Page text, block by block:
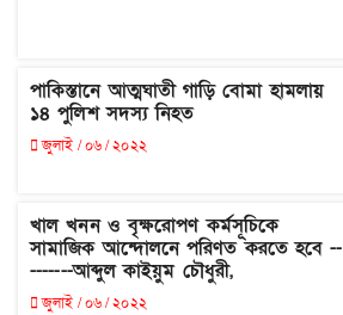
পাকিস্তানে আত্মঘাতী গাড়ি বোমা হামলায়
১৪ পুলিশ সদস্য নিহত
জুলাই / ০৬ / ২০২২
খাল খনন ও বৃক্ষরোপণ কর্মসূচিকে
সামাজিক আন্দোলনে পরিণত করতে হবে --
-------আব্দুল কাইয়ুম চৌধুরী,
জুলাই / ০৬ / ২০২২